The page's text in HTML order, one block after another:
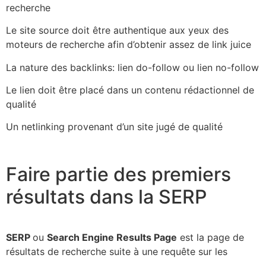
recherche
Le site source doit être authentique aux yeux des
moteurs de recherche afin d’obtenir assez de link juice
La nature des backlinks: lien do-follow ou lien no-follow
Le lien doit être placé dans un contenu rédactionnel de
qualité
Un netlinking provenant d’un site jugé de qualité
Faire partie des premiers
résultats dans la SERP
SERP ou Search Engine Results Page est la page de
résultats de recherche suite à une requête sur les